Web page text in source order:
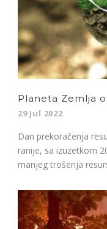
Planeta Zemlja
29 Jul 2022
Dan prekoračenja
ranije, sa izuzetkom
manjeg trošenja